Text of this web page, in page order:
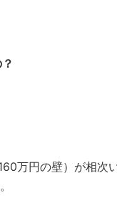
万円の壁）が相次